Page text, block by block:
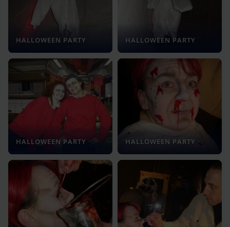
HALLOWEEN PARTY HALLOWEEN PARTY
HALLOWEEN PARTY HALLOWEEN PARTY